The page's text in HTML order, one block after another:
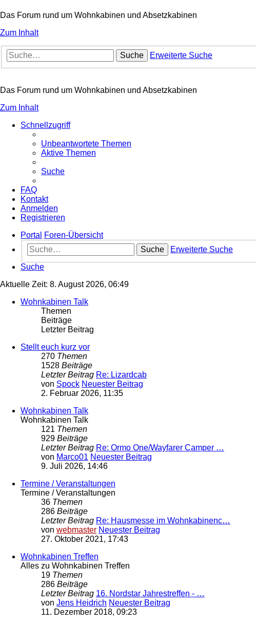
Das Forum rund um Wohnkabinen und Absetzkabinen
Zum Inhalt
Suche Erweiterte Suche
Das Forum rund um Wohnkabinen und Absetzkabinen
Zum Inhalt
Schnellzugriff
Unbeantwortete Themen
Aktive Themen
Suche
FAQ
Kontakt
Anmelden
Registrieren
Portal
Foren-Übersicht
Suche
Erweiterte Suche
Suche
Aktuelle Zeit: 8. August 2026, 06:49
Wohnkabinen Talk
Themen
Beiträge
Letzter Beitrag
Stellt euch kurz vor
270 Themen
1528 Beiträge
Letzter Beitrag Re: Lizardcab
von Spock Neuester Beitrag
2. Februar 2026, 11:35
Wohnkabinen Talk
Wohnkabinen Talk
121 Themen
929 Beiträge
Letzter Beitrag Re: Ormo One/Wayfarer Camper …
von Marco01 Neuester Beitrag
9. Juli 2026, 14:46
Termine / Veranstaltungen
Termine / Veranstaltungen
36 Themen
286 Beiträge
Letzter Beitrag Re: Hausmesse im Wohnkabinenc…
von webmaster Neuester Beitrag
27. Oktober 2021, 17:43
Wohnkabinen Treffen
Alles zu Wohnkabinen Treffen
19 Themen
286 Beiträge
Letzter Beitrag 16. Nordstar Jahrestreffen - …
von Jens Heidrich Neuester Beitrag
11. Dezember 2018, 09:23